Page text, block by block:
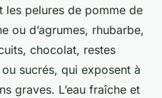
les pelures de pomme de
ou d’agrumes, rhubarbe,
chocolat, restes
sucrés, qui exposent à
graves. L’eau fraîche et